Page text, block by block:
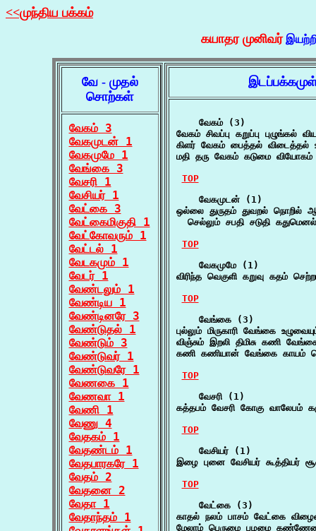
<<முந்திய பக்கம்
கயாதர முனிவர்
வே - முதல்
சொற்கள்
வேகம் 3
வேகமுடன் 1
வேகமுமே 1
வேங்கை 3
வேசரி 1
வேசியர் 1
வேட்கை 3
வேட்கைமிகுதி 1
வேட்கோவரும் 1
வேட்டல் 1
வேடகமும் 1
வேடர் 1
வேண்டலும் 1
வேண்டிய 1
வேண்டினரே 3
வேண்டுதல் 1
வேண்டும் 3
வேண்டுவர் 1
வேண்டுவரே 1
வேணகை 1
வேணவா 1
வேணி 1
வேணு 4
வேதகம் 1
வேதண்டம் 1
வேதபாரகரே 1
வேதம் 2
வேதனை 2
வேதா 1
வேதாந்தம் 1
    வேகம் (3)
வேகம் சிவப்பு கறுப்பு
கிளர் வேகம் பைத்தல் விடைத்தல்
மதி தரு வேகம் கடுமை
TOP
    வேகமுடன் (1)
ஒல்லை துருதம் துவறல் நொறில்
செல்லும் சபதி சடுதி
TOP
    வேகமுமே (1)
விரிந்த வெகுளி கறுவு கதம்
TOP
    வேங்கை (3)
புல்லும் மிருகாரி வேங்கை
விஞ்சும் இறலி திமிசு கணி
கணி கணியான் வேங்கை காயம்
TOP
    வேசரி (1)
கத்தபம் வேசரி கோகு வாலேபம்
TOP
    வேசியர் (1)
இழை புனை வேசியர்
TOP
    வேட்கை (3)
காதல் நலம் பாசம் வேட்கை
மேலாம் பெருமை பழமை